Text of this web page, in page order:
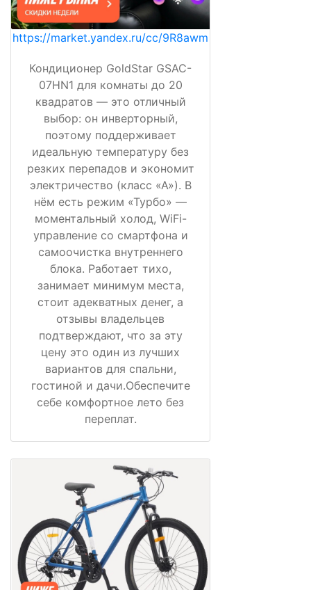
https://market.yandex.ru/cc/9R8awm
Кондиционер GoldStar GSAC-
07HN1 для комнаты до 20
квадратов — это отличный
выбор: он инверторный,
поэтому поддерживает
идеальную температуру без
резких перепадов и экономит
электричество (класс «А»). В
нём есть режим «Турбо» —
моментальный холод, WiFi-
управление со смартфона и
самоочистка внутреннего
блока. Работает тихо,
занимает минимум места,
стоит адекватных денег, а
отзывы владельцев
подтверждают, что за эту
цену это один из лучших
вариантов для спальни,
гостиной и дачи.Обеспечите
себе комфортное лето без
переплат.